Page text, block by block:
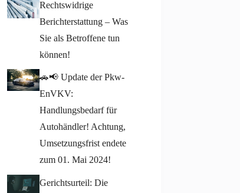
Rechtswidrige
Berichterstattung – Was
Sie als Betroffene tun
können!
🚗📢 Update der Pkw-
EnVKV:
Handlungsbedarf für
Autohändler! Achtung,
Umsetzungsfrist endete
zum 01. Mai 2024!
Gerichtsurteil: Die